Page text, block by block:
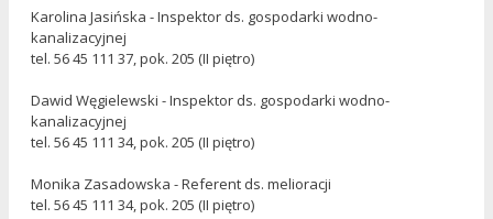
Karolina Jasińska - Inspektor ds. gospodarki wodno-
kanalizacyjnej
tel. 56 45 111 37, pok. 205 (II piętro)
Dawid Węgielewski - Inspektor ds. gospodarki wodno-
kanalizacyjnej
tel. 56 45 111 34, pok. 205 (II piętro)
Monika Zasadowska - Referent ds. melioracji
tel. 56 45 111 34, pok. 205 (II piętro)